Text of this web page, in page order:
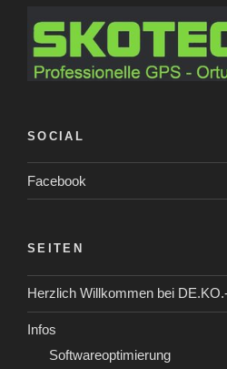
SOCIAL
Facebook
SEITEN
Herzlich Willkommen bei
Infos
Softwareoptimierung